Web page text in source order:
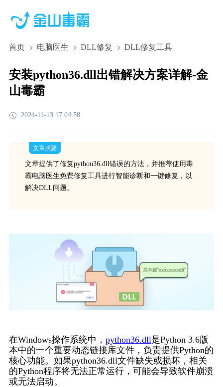
首页 电脑医生 DLL修复 DLL修复工具
安装python36.dll出错解决方案详解-金
山毒霸
2024-11-13 17:04:58
文章摘要
文章提供了修复python36.dll错误的方法，并推荐使用毒
霸电脑医生免费修复工具进行智能诊断和一键修复，以
解决DLL问题。
在Windows操作系统中， python36.dll是Python 3.6版
本中的一个重要动态链接库文件，负责提供Python的
核心功能。如果python36.dll文件缺失或损坏，相关
的Python程序将无法正常运行，可能会导致软件崩溃
或无法启动。